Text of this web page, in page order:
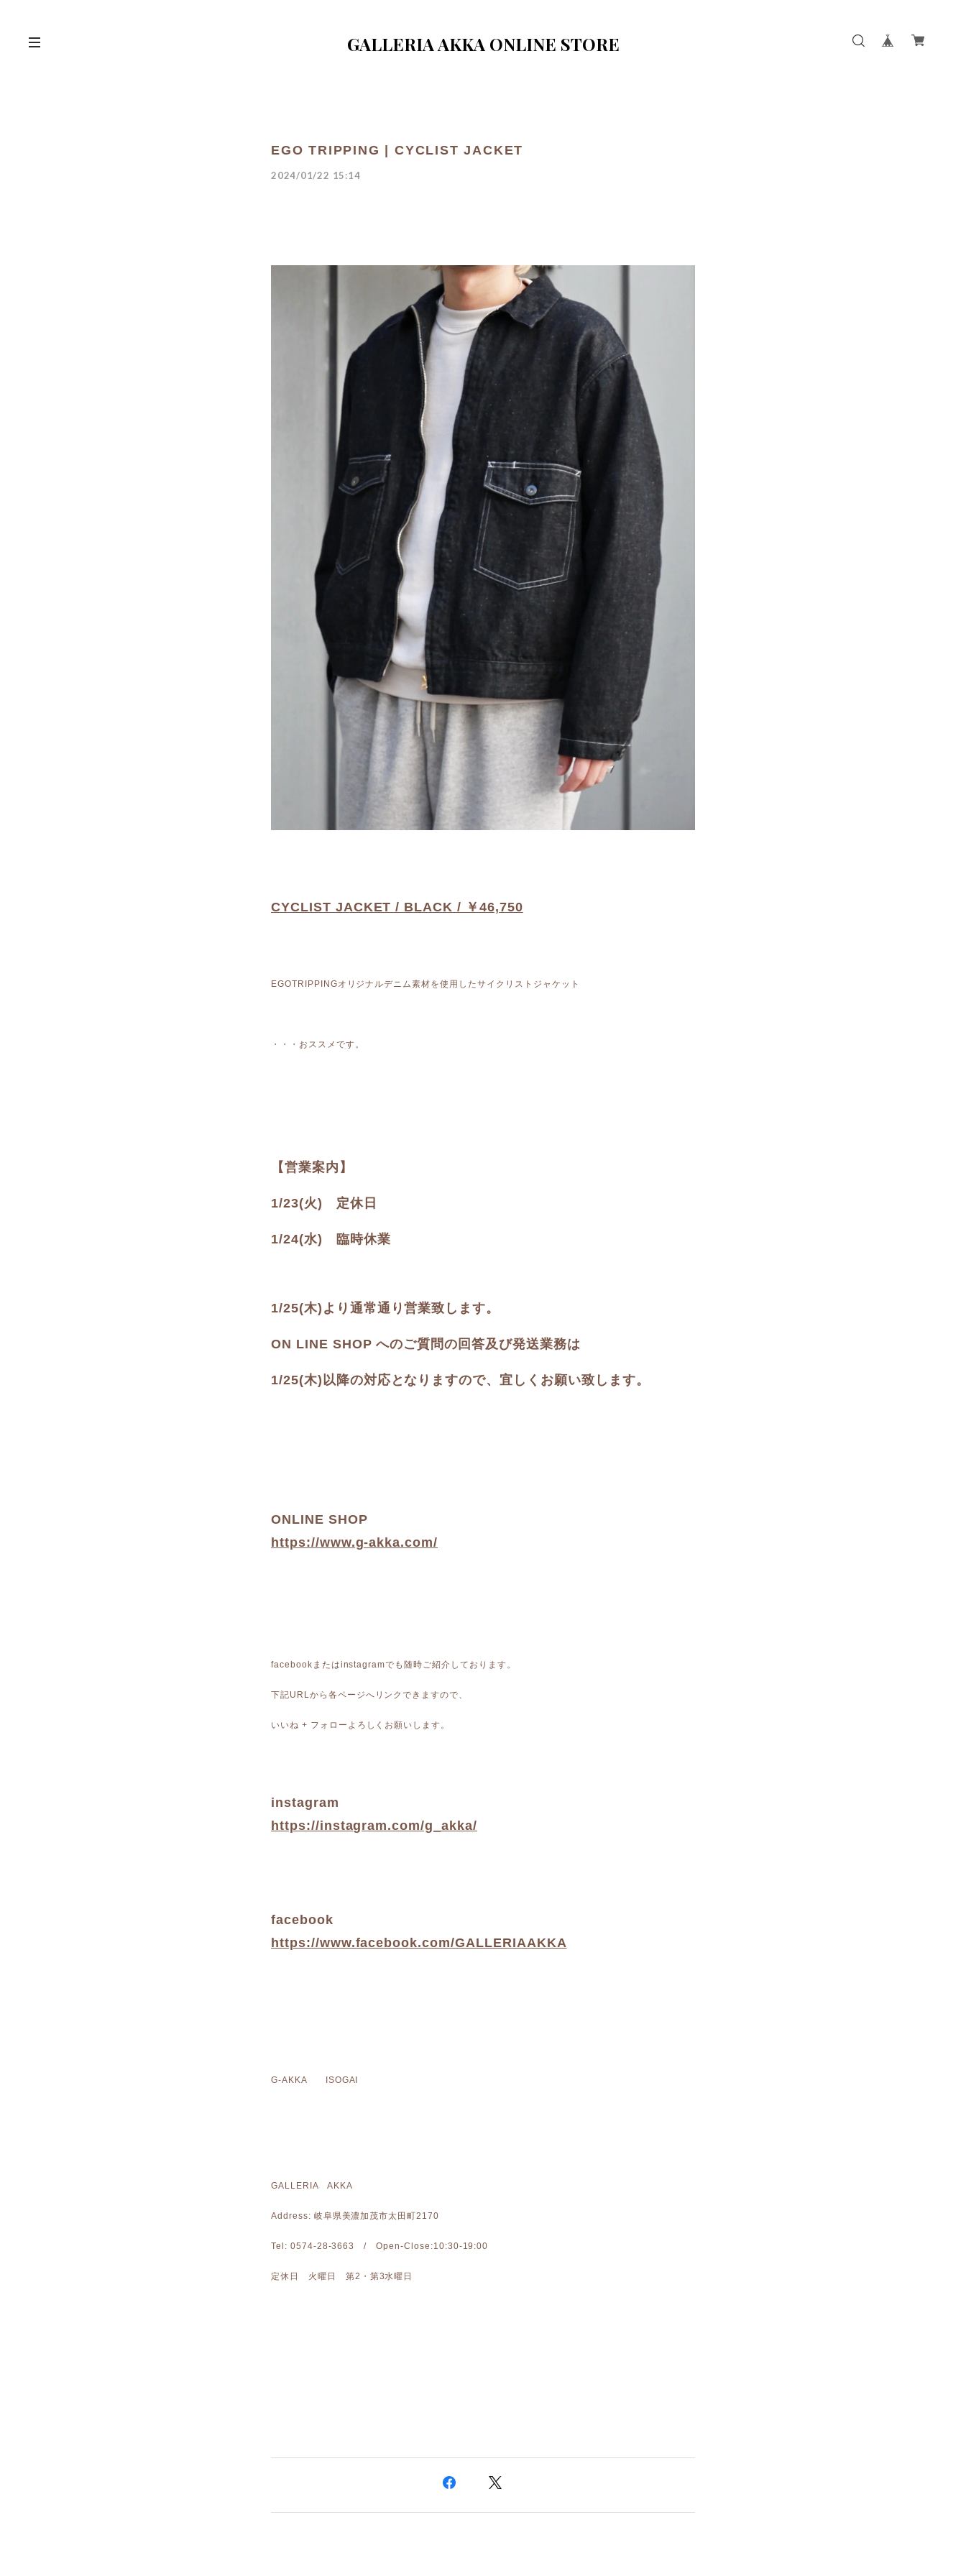
GALLERIA AKKA ONLINE STORE
EGO TRIPPING | CYCLIST JACKET
2024/01/22 15:14
CYCLIST JACKET / BLACK / ￥46,750
EGOTRIPPINGオリジナルデニム素材を使用したサイクリストジャケット
・・・おススメです。
【営業案内】
1/23(火) 定休日
1/24(水) 臨時休業
1/25(木)より通常通り営業致します。
ON LINE SHOP へのご質問の回答及び発送業務は
1/25(木)以降の対応となりますので、宜しくお願い致します。
ONLINE SHOP
https://www.g-akka.com/
facebookまたはinstagramでも随時ご紹介しております。
下記URLから各ページへリンクできますので、
いいね + フォローよろしくお願いします。
instagram
https://instagram.com/g_akka/
facebook
https://www.facebook.com/GALLERIAAKKA
G-AKKA ISOGAI
GALLERIA AKKA
Address: 岐阜県美濃加茂市太田町2170
Tel: 0574-28-3663 / Open-Close:10:30-19:00
定休日 火曜日 第2・第3水曜日